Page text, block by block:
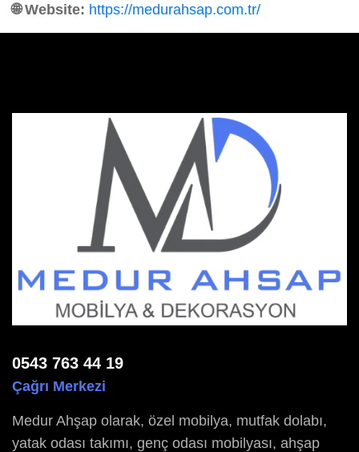
🌐 Website: https://medurahsap.com.tr/
0543 763 44 19
Çağrı Merkezi
Medur Ahşap olarak, özel mobilya, mutfak dolabı,
yatak odası takımı, genç odası mobilyası, ahşap